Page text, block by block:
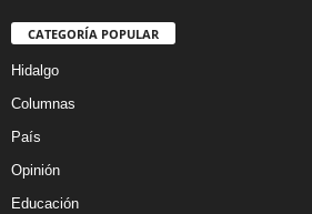
CATEGORÍA POPULAR
Hidalgo
Columnas
País
Opinión
Educación